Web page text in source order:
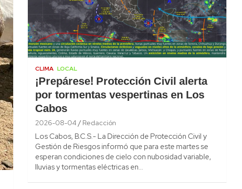
CLIMA LOCAL
¡Prepárese! Protección Civil alerta
por tormentas vespertinas en Los
Cabos
2026-08-04 Redacción
Los Cabos, B.C.S.- La Dirección de Protección Civil y
Gestión de Riesgos informó que para este martes se
esperan condiciones de cielo con nubosidad variable,
lluvias y tormentas eléctricas en…